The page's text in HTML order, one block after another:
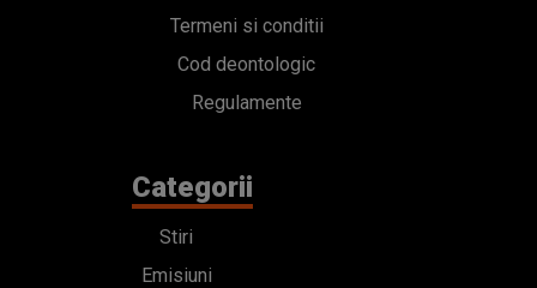
Termeni si conditii
Cod deontologic
Regulamente
Categorii
Stiri
Emisiuni